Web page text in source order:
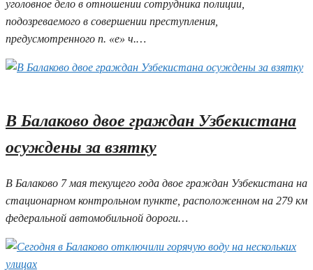
уголовное дело в отношении сотрудника полиции,
подозреваемого в совершении преступления,
предусмотренного п. «е» ч.…
В Балаково двое граждан Узбекистана
осуждены за взятку
В Балаково 7 мая текущего года двое граждан Узбекистана на
стационарном контрольном пункте, расположенном на 279 км
федеральной автомобильной дороги…